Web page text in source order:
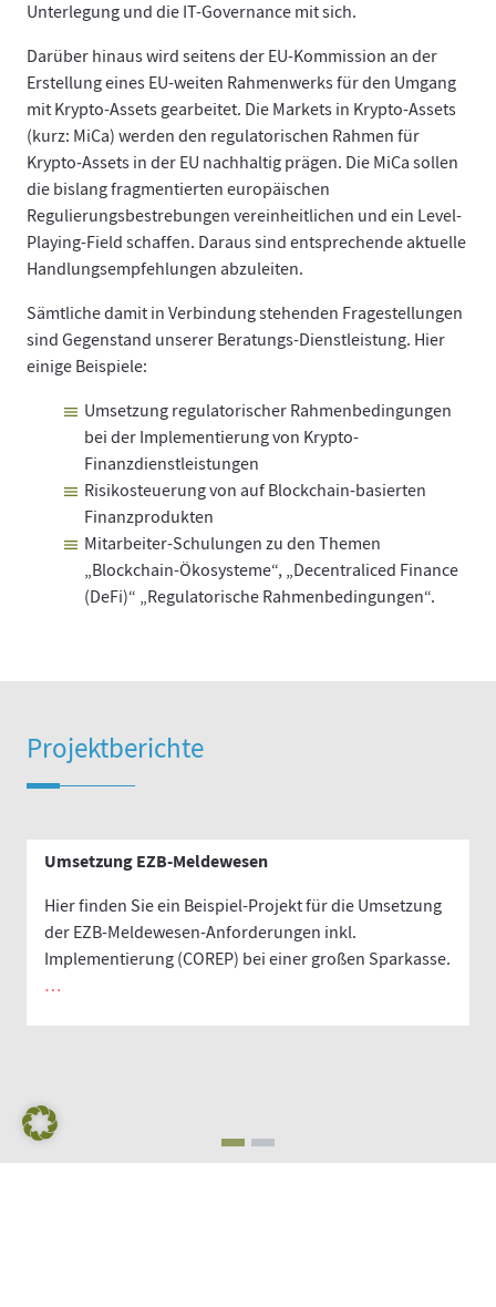
Unterlegung und die IT-Governance mit sich.
Darüber hinaus wird seitens der EU-Kommission an der
Erstellung eines EU-weiten Rahmenwerks für den Umgang
mit Krypto-Assets gearbeitet. Die Markets in Krypto-Assets
(kurz: MiCa) werden den regulatorischen Rahmen für
Krypto-Assets in der EU nachhaltig prägen. Die MiCa sollen
die bislang fragmentierten europäischen
Regulierungsbestrebungen vereinheitlichen und ein Level-
Playing-Field schaffen. Daraus sind entsprechende aktuelle
Handlungsempfehlungen abzuleiten.
Sämtliche damit in Verbindung stehenden Fragestellungen
sind Gegenstand unserer Beratungs-Dienstleistung. Hier
einige Beispiele:
Umsetzung regulatorischer Rahmenbedingungen
bei der Implementierung von Krypto-
Finanzdienstleistungen
Risikosteuerung von auf Blockchain-basierten
Finanzprodukten
Mitarbeiter-Schulungen zu den Themen
„Blockchain-Ökosysteme“, „Decentraliced Finance
(DeFi)“ „Regulatorische Rahmenbedingungen“.
Projektberichte
Umsetzung EZB-Meldewesen
Hier finden Sie ein Beispiel-Projekt für die Umsetzung
der EZB-Meldewesen-Anforderungen inkl.
Implementierung (COREP) bei einer großen Sparkasse.
…